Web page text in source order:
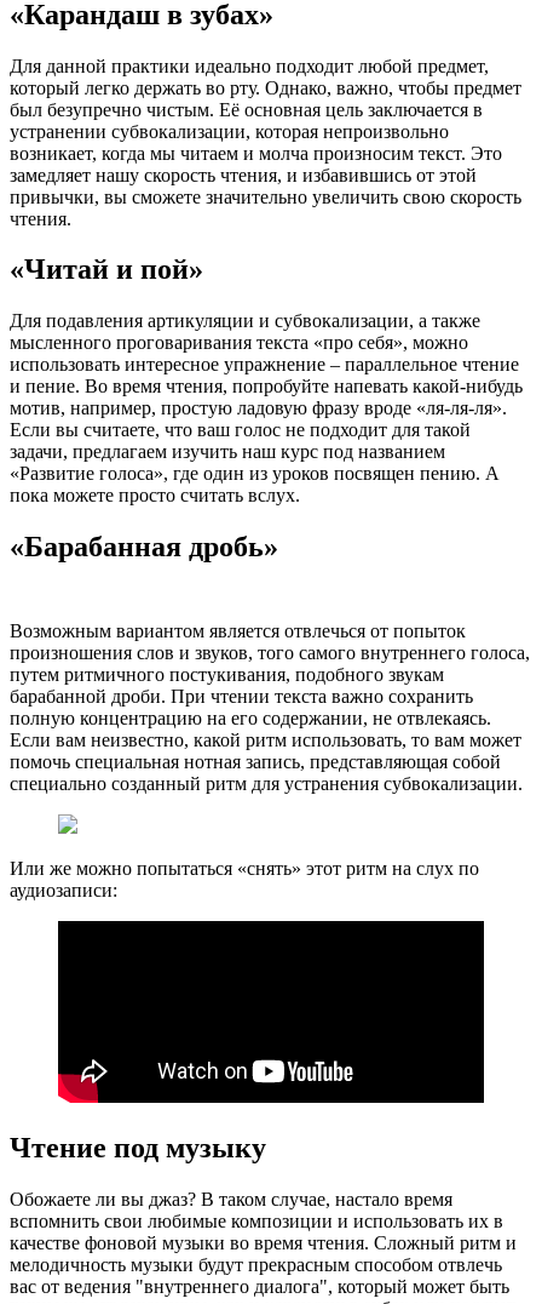
«Карандаш в зубах»
Для данной практики идеально подходит любой предмет,
который легко держать во рту. Однако, важно, чтобы предмет
был безупречно чистым. Её основная цель заключается в
устранении субвокализации, которая непроизвольно
возникает, когда мы читаем и молча произносим текст. Это
замедляет нашу скорость чтения, и избавившись от этой
привычки, вы сможете значительно увеличить свою скорость
чтения.
«Читай и пой»
Для подавления артикуляции и субвокализации, а также
мысленного проговаривания текста «про себя», можно
использовать интересное упражнение – параллельное чтение
и пение. Во время чтения, попробуйте напевать какой-нибудь
мотив, например, простую ладовую фразу вроде «ля-ля-ля».
Если вы считаете, что ваш голос не подходит для такой
задачи, предлагаем изучить наш курс под названием
«Развитие голоса», где один из уроков посвящен пению. А
пока можете просто считать вслух.
«Барабанная дробь»
Возможным вариантом является отвлечься от попыток
произношения слов и звуков, того самого внутреннего голоса,
путем ритмичного постукивания, подобного звукам
барабанной дроби. При чтении текста важно сохранить
полную концентрацию на его содержании, не отвлекаясь.
Если вам неизвестно, какой ритм использовать, то вам может
помочь специальная нотная запись, представляющая собой
специально созданный ритм для устранения субвокализации.
Или же можно попытаться «снять» этот ритм на слух по
аудиозаписи:
Чтение под музыку
Обожаете ли вы джаз? В таком случае, настало время
вспомнить свои любимые композиции и использовать их в
качестве фоновой музыки во время чтения. Сложный ритм и
мелодичность музыки будут прекрасным способом отвлечь
вас от ведения "внутреннего диалога", который может быть